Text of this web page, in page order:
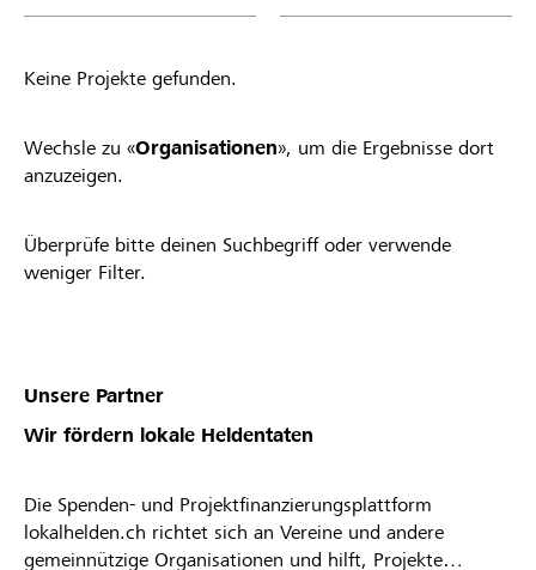
Keine Projekte gefunden.
Wechsle zu «Organisationen», um die Ergebnisse dort
anzuzeigen.
Überprüfe bitte deinen Suchbegriff oder verwende
weniger Filter.
Unsere Partner
Wir fördern lokale Heldentaten
Die Spenden- und Projektfinanzierungsplattform
lokalhelden.ch richtet sich an Vereine und andere
gemeinnützige Organisationen und hilft, Projekte